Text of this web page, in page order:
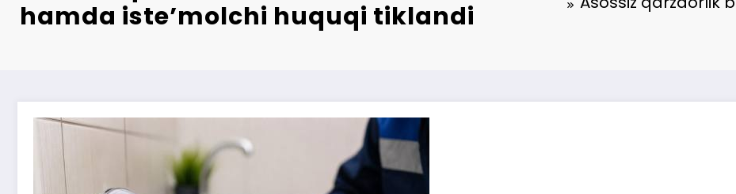
hamda iste’molchi huquqi tiklandi